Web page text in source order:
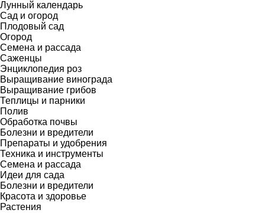
Лунный календарь
Сад и огород
Плодовый сад
Огород
Семена и рассада
Саженцы
Энциклопедия роз
Выращивание винограда
Выращивание грибов
Теплицы и парники
Полив
Обработка почвы
Болезни и вредители
Препараты и удобрения
Техника и инструменты
Семена и рассада
Идеи для сада
Болезни и вредители
Красота и здоровье
Растения